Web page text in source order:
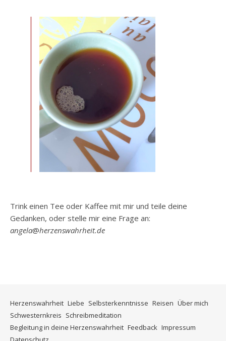
Trink einen Tee oder Kaffee mit mir und teile deine
Gedanken, oder stelle mir eine Frage an:
angela@herzenswahrheit.de
Herzenswahrheit Liebe Selbsterkenntnisse Reisen Über mich
Schwesternkreis Schreibmeditation
Begleitung in deine Herzenswahrheit Feedback Impressum